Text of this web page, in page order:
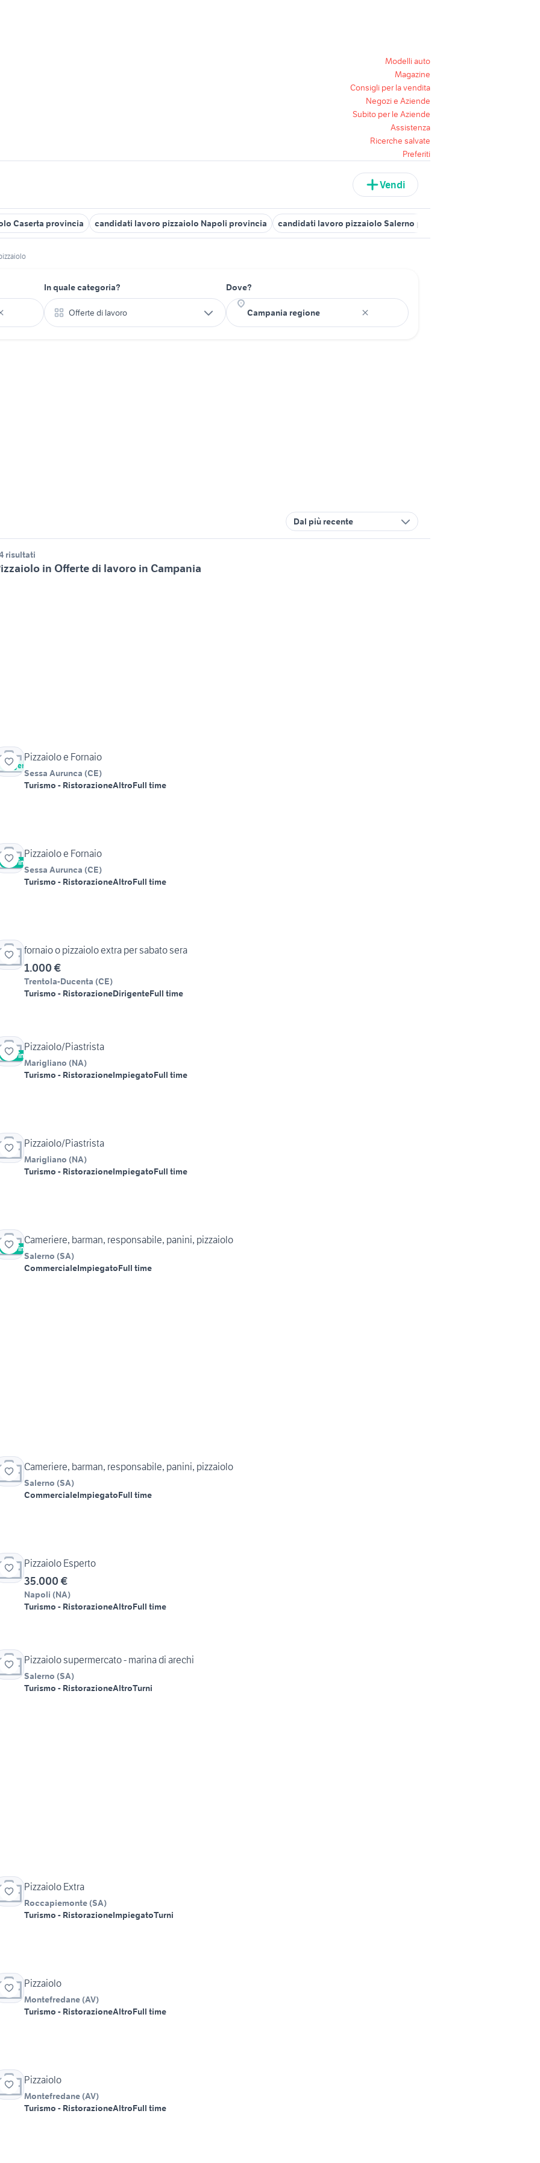
Modelli auto
Magazine
Consigli per la vendita
Negozi e Aziende
Subito per le Aziende
Assistenza
Ricerche salvate
Preferiti
Vendi
Caserta provincia candidati lavoro pizzaiolo Napoli provincia candidati lavoro pizzaiolo Salerno provincia
In quale categoria?
Offerte di lavoro
Dove?
Dal più recente
risultati
in Offerte di lavoro in Campania
Urgente
Pizzaiolo e Fornaio
Sessa Aurunca (CE)
Turismo - RistorazioneAltroFull time
Vetrina
Pizzaiolo e Fornaio
Sessa Aurunca (CE)
Turismo - RistorazioneAltroFull time
fornaio o pizzaiolo extra per sabato sera
1.000 €
Trentola-Ducenta (CE)
Turismo - RistorazioneDirigenteFull time
Vetrina
Pizzaiolo/Piastrista
Marigliano (NA)
Turismo - RistorazioneImpiegatoFull time
Pizzaiolo/Piastrista
Marigliano (NA)
Turismo - RistorazioneImpiegatoFull time
Vetrina
Cameriere, barman, responsabile, panini, pizzaiolo
Salerno (SA)
CommercialeImpiegatoFull time
Cameriere, barman, responsabile, panini, pizzaiolo
Salerno (SA)
CommercialeImpiegatoFull time
Pizzaiolo Esperto
35.000 €
Napoli (NA)
Turismo - RistorazioneAltroFull time
Pizzaiolo supermercato - marina di arechi
Salerno (SA)
Turismo - RistorazioneAltroTurni
Pizzaiolo Extra
Roccapiemonte (SA)
Turismo - RistorazioneImpiegatoTurni
Pizzaiolo
Montefredane (AV)
Turismo - RistorazioneAltroFull time
Pizzaiolo
Montefredane (AV)
Turismo - RistorazioneAltroFull time